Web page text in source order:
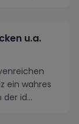
u.a.
ein wahres
id...